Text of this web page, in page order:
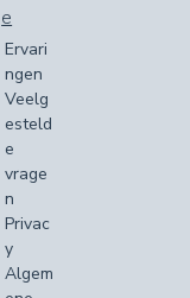
e
Ervari
ngen
Veelg
esteld
e
vrage
n
Privac
y
Algem